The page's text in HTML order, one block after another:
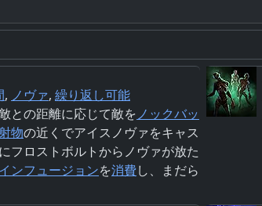
, ノヴァ, 繰り返し可能
との距離に応じて敵をノックバッ
物の近くでアイスノヴァをキャス
フロストボルトからノヴァが放た
インフュージョンを消費し、まだら